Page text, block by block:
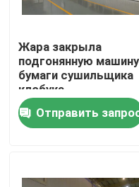
Новости
Спросите цитату
Горячая система
Жара закрыла
подгонянную машину
бумаги сушильщика
клобука
Отправить